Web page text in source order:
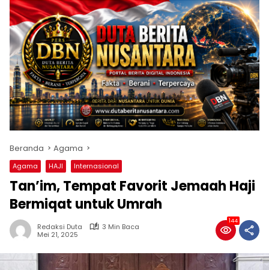
Beranda Agama
Agama HAJI Internasional
Tan’im, Tempat Favorit Jemaah Haji
Bermiqat untuk Umrah
Redaksi Duta
3 Min Baca
Mei 21, 2025
144